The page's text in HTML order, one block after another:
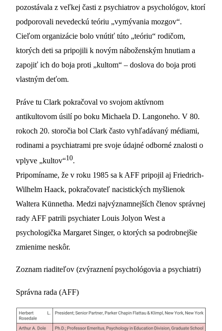
pozostávala z veľkej časti z psychiatrov a psychológov, ktorí
podporovali nevedeckú teóriu „vymývania mozgov“.
Cieľom organizácie bolo vnútiť túto „teóriu“ rodičom,
ktorých deti sa pripojili k novým náboženským hnutiam a
zapojiť ich do boja proti „kultom“ – doslova do boja proti
vlastným deťom.
Práve tu Clark pokračoval vo svojom aktívnom
antikultovom úsilí po boku Michaela D. Langoneho. V 80.
rokoch 20. storočia bol Clark často vyhľadávaný médiami,
rodinami a psychiatrami pre svoje údajné odborné znalosti o
vplyve „kultov“10.
Pripomíname, že v roku 1985 sa k AFF pripojil aj Friedrich-
Wilhelm Haack, pokračovateľ nacistických myšlienok
Waltera Künnetha. Medzi najvýznamnejších členov správnej
rady AFF patrili psychiater Louis Jolyon West a
psychologička Margaret Singer, o ktorých sa podrobnejšie
zmienime neskôr.
Zoznam riaditeľov (zvýraznení psychológovia a psychiatri)
Správna rada (AFF)